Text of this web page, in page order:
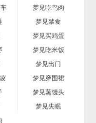
梦见吃鸟肉
梦见禁食
梦见买鸡蛋
梦见吃米饭
梦见出门
梦见穿围裙
梦见蒸馒头
梦见失眠